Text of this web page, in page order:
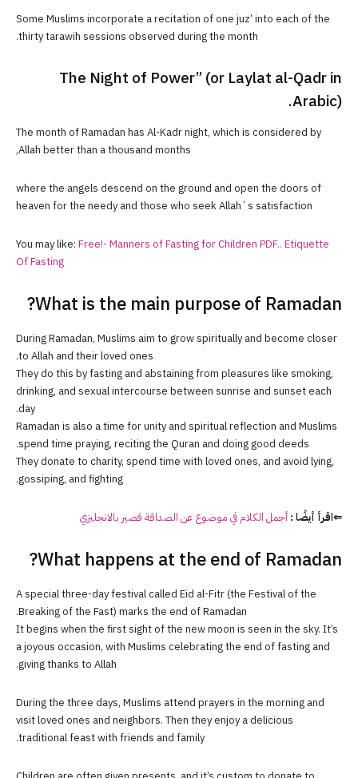
Some Muslims incorporate a recitation of one juz’ into each of the
thirty tarawih sessions observed during the month.
The Night of Power” (or Laylat al-Qadr in
Arabic).
The month of Ramadan has Al-Kadr night, which is considered by
Allah better than a thousand months,
where the angels descend on the ground and open the doors of
heaven for the needy and those who seek Allah`s satisfaction
You may like: Free!- Manners of Fasting for Children PDF.. Etiquette
Of Fasting
What is the main purpose of Ramadan?
During Ramadan, Muslims aim to grow spiritually and become closer
to Allah and their loved ones.
They do this by fasting and abstaining from pleasures like smoking,
drinking, and sexual intercourse between sunrise and sunset each
day.
Ramadan is also a time for unity and spiritual reflection and Muslims
spend time praying, reciting the Quran and doing good deeds.
They donate to charity, spend time with loved ones, and avoid lying,
gossiping, and fighting.
⇐اقرأ أيضًا : أجمل الكلام في موضوع عن الصداقة قصير بالانجليزي
What happens at the end of Ramadan?
A special three-day festival called Eid al-Fitr (the Festival of the
Breaking of the Fast) marks the end of Ramadan.
It begins when the first sight of the new moon is seen in the sky. It’s
a joyous occasion, with Muslims celebrating the end of fasting and
giving thanks to Allah.
During the three days, Muslims attend prayers in the morning and
visit loved ones and neighbors. Then they enjoy a delicious
traditional feast with friends and family.